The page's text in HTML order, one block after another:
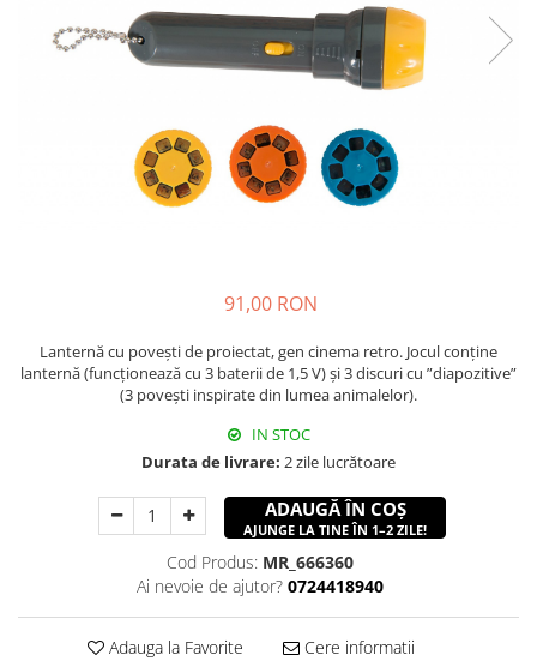
91,00 RON
Lanternă cu poveşti de proiectat, gen cinema retro. Jocul conţine
lanternă (funcționează cu 3 baterii de 1,5 V) şi 3 discuri cu ”diapozitive”
(3 poveşti inspirate din lumea animalelor).
IN STOC
Durata de livrare: 2 zile lucrătoare
ADAUGĂ ÎN COȘ
AJUNGE LA TINE ÎN 1–2 ZILE!
Cod Produs: MR_666360
Ai nevoie de ajutor? 0724418940
Adauga la Favorite Cere informatii